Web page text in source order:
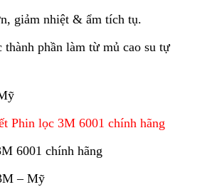
giảm nhiệt & ẩm tích tụ.
thành phần làm từ mủ cao su tự
Phin lọc 3M 6001 chính hãng
6001 chính hãng
– Mỹ